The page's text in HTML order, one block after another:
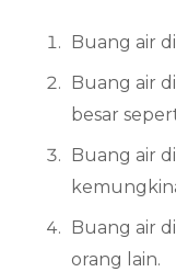
Buang air
Buang air
besar
Buang air
Buang air
orang lain.